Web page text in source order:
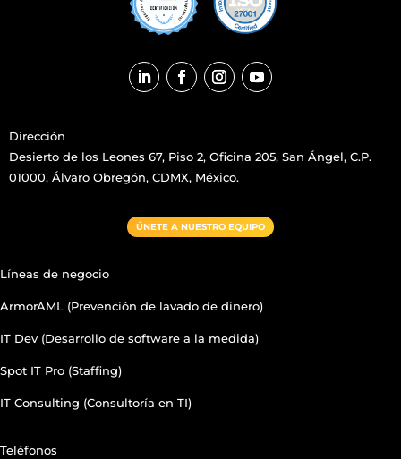
Dirección
Desierto de los Leones 67, Piso 2, Oficina 205, San Ángel, C.P.
01000, Álvaro Obregón, CDMX, México.
ÚNETE A NUESTRO EQUIPO
Líneas de negocio
ArmorAML (Prevención de lavado de dinero)
IT Dev (Desarrollo de software a la medida)
Spot IT Pro (Staffing)
IT Consulting (Consultoría en TI)
Teléfonos